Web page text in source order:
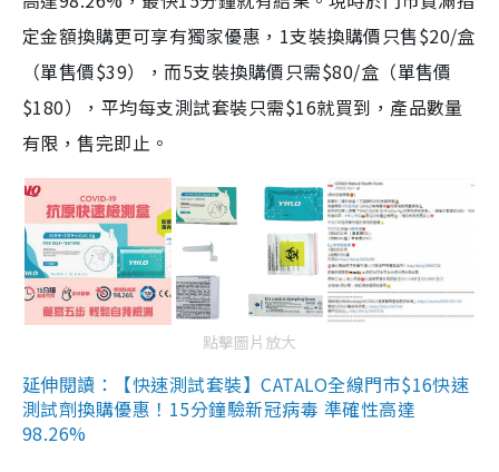
定金額換購更可享有獨家優惠，1支裝換購價只售$20/盒
（單售價$39），而5支裝換購價只需$80/盒（單售價
$180），平均每支測試套裝只需$16就買到，產品數量
有限，售完即止。
點擊圖片放大
延伸閱讀：【快速測試套裝】CATALO全線門市$16快速
測試劑換購優惠！15分鐘驗新冠病毒 準確性高達
98.26%